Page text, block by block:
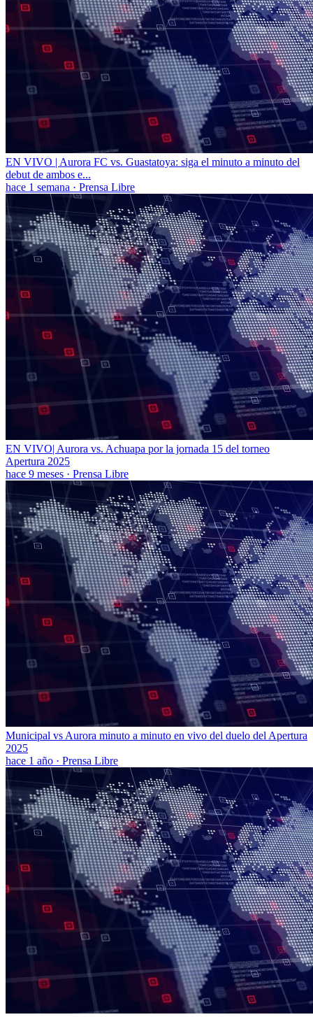
EN VIVO | Aurora FC vs. Guastatoya: siga el minuto a minuto del
debut de ambos e...
hace 1 semana · Prensa Libre
EN VIVO| Aurora vs. Achuapa por la jornada 15 del torneo
Apertura 2025
hace 9 meses · Prensa Libre
Municipal vs Aurora minuto a minuto en vivo del duelo del Apertura
2025
hace 1 año · Prensa Libre